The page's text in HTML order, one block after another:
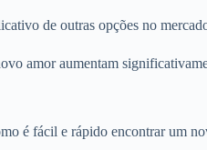
de outras opções no
amor aumentam
é fácil e rápido encontrar um